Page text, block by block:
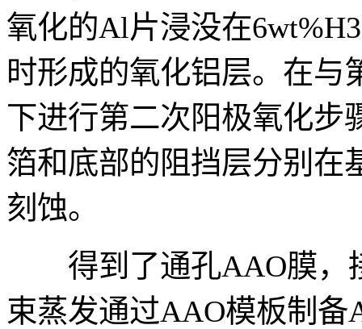
氧化的Al片浸没在
时形成的氧化铝层。在与
下进行第二次阳极氧化步
箔和底部的阻挡层分别在
刻蚀。
得到了通孔AAO膜，
束蒸发通过AAO模板制备